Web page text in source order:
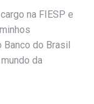
na FIESP e
do Brasil
da